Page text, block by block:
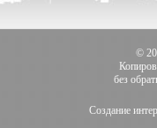
©
без
Создание